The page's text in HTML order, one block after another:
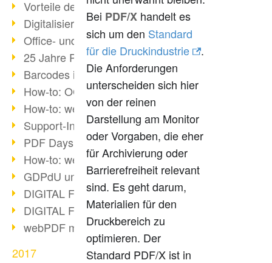
Vorteile des webPDF-Portals
Digitalisierung - Papierloses Büro
Office- und SharePoint-Bridge
25 Jahre PDF
Barcodes in PDF-Dokumenten
How-to: OCR mit webPDF 7
How-to: webPDF Optionen
Support-Infos für webPDF
PDF Days Europe 2018
How-to: webPDF Webservices
GDPdU und GoBD
DIGITAL FUTUREcongress Rückblick
DIGITAL FUTUREcongress 2018
webPDF mit Ruby via REST
2017
Bei PDF/X handelt es
sich um den Standard
für die Druckindustrie
.
Die Anforderungen
unterscheiden sich hier
von der reinen
Darstellung am Monitor
oder Vorgaben, die eher
für Archivierung oder
Barrierefreiheit relevant
sind. Es geht darum,
Materialien für den
Druckbereich zu
optimieren. Der
Standard PDF/X ist in